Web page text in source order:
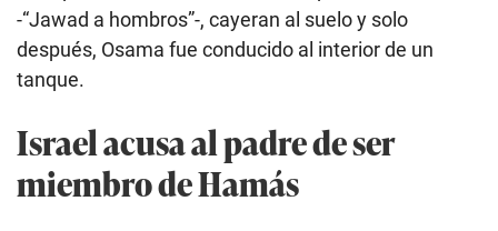
-“Jawad a hombros”-, cayeran al suelo y solo
después, Osama fue conducido al interior de un
tanque.
Israel acusa al padre de ser
miembro de Hamás